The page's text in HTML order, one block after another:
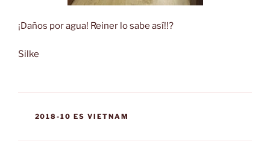
¡Daños por agua! Reiner lo sabe así!!?
Silke
CATEGORÍAS
2018-10 ES VIETNAM